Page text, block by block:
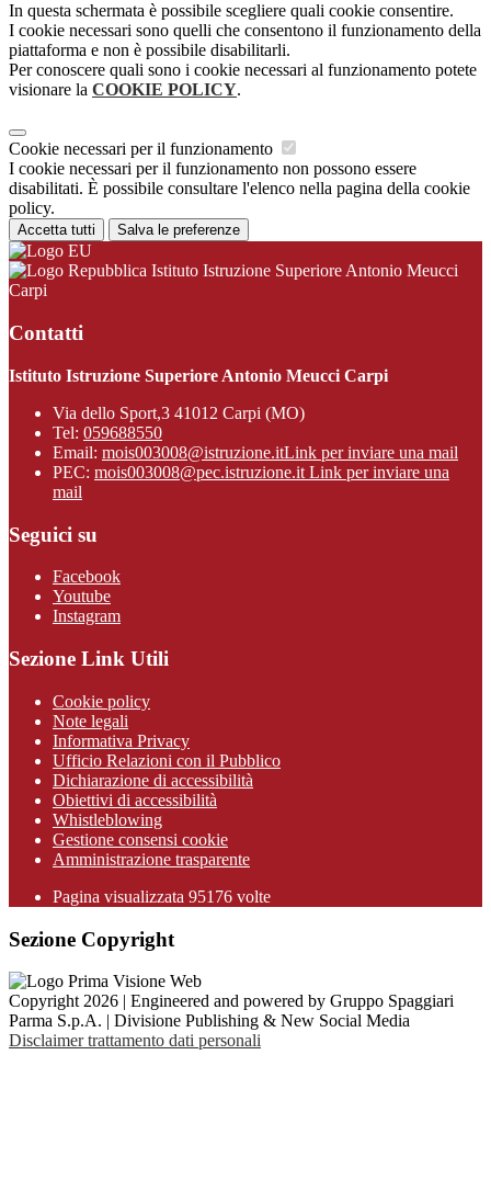
In questa schermata è possibile scegliere quali cookie consentire.
I cookie necessari sono quelli che consentono il funzionamento della
piattaforma e non è possibile disabilitarli.
Per conoscere quali sono i cookie necessari al funzionamento potete
visionare la COOKIE POLICY.
Cookie necessari per il funzionamento
I cookie necessari per il funzionamento non possono essere
disabilitati. È possibile consultare l'elenco nella pagina della cookie
policy.
Accetta tutti Salva le preferenze
Istituto Istruzione Superiore Antonio Meucci
Carpi
Contatti
Istituto Istruzione Superiore Antonio Meucci Carpi
Via dello Sport,3 41012 Carpi (MO)
Tel: 059688550
Email: mois003008@istruzione.itLink per inviare una mail
PEC: mois003008@pec.istruzione.it Link per inviare una
mail
Seguici su
Facebook
Youtube
Instagram
Sezione Link Utili
Cookie policy
Note legali
Informativa Privacy
Ufficio Relazioni con il Pubblico
Dichiarazione di accessibilità
Obiettivi di accessibilità
Whistleblowing
Gestione consensi cookie
Amministrazione trasparente
Pagina visualizzata 95176 volte
Sezione Copyright
Copyright 2026 | Engineered and powered by Gruppo Spaggiari
Parma S.p.A. | Divisione Publishing & New Social Media
Disclaimer trattamento dati personali